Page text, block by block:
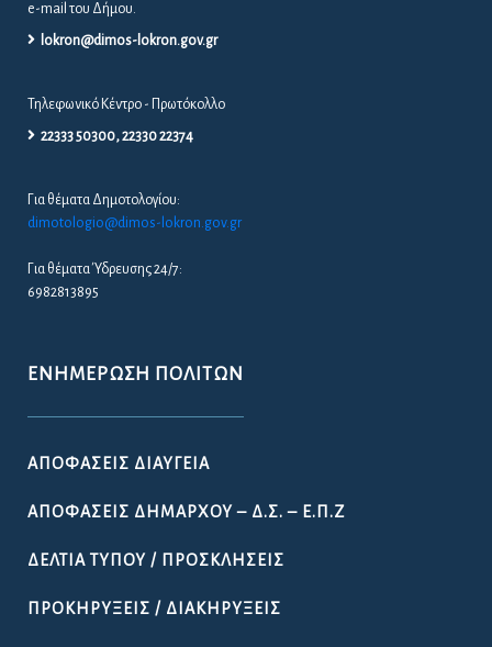
e-mail του Δήμου.
lokron@dimos-lokron.gov.gr
Τηλεφωνικό Κέντρο - Πρωτόκολλο
22333 50300, 22330 22374
Για θέματα Δημοτολογίου:
dimotologio@dimos-lokron.gov.gr
Για θέματα Ύδρευσης 24/7:
6982813895
ΕΝΗΜΈΡΩΣΗ ΠΟΛΙΤΏΝ
ΑΠΟΦΆΣΕΙΣ ΔΙΑΎΓΕΙΑ
ΑΠΟΦΆΣΕΙΣ ΔΗΜΆΡΧΟΥ – Δ.Σ. – Ε.Π.Ζ
ΔΕΛΤΊΑ ΤΎΠΟΥ / ΠΡΟΣΚΛΉΣΕΙΣ
ΠΡΟΚΗΡΎΞΕΙΣ / ΔΙΑΚΗΡΎΞΕΙΣ